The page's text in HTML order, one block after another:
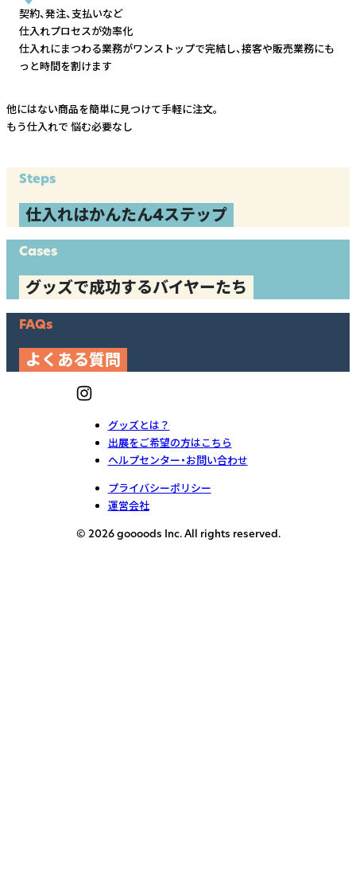
契約、発注、支払いなど
仕入れプロセスが効率化
仕入れにまつわる業務がワンストップで完結し、接客や販売業務にも
っと時間を割けます
他にはない商品を簡単に見つけて手軽に注文。
もう仕入れで 悩む必要なし
Steps
仕入れはかんたん4ステップ
Cases
グッズで成功するバイヤーたち
FAQs
よくある質問
グッズとは？
出展をご希望の方はこちら
ヘルプセンター・お問い合わせ
プライバシーポリシー
運営会社
© 2026 goooods Inc. All rights reserved.